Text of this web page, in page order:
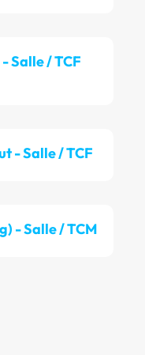
Salle / TCF
- Salle / TCF
- Salle / TCM